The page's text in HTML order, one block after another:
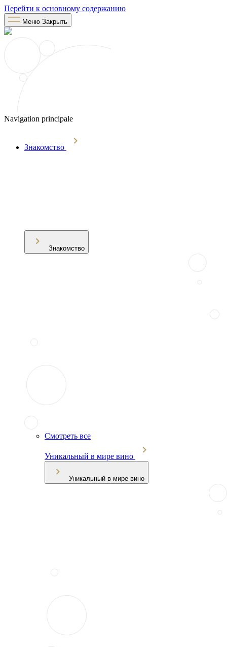
Перейти к основному содержанию
Меню Закрыть
Navigation principale
Знакомство
Знакомство
Смотреть все
Уникальный в мире вино
Уникальный в мире вино